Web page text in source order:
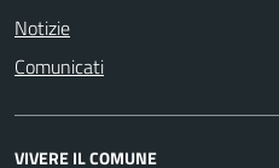
Notizie
Comunicati
VIVERE IL COMUNE